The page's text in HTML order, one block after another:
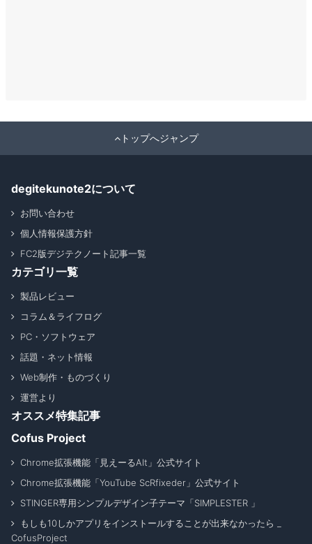
トップへジャンプ
degitekunote2について
お問い合わせ
個人情報保護方針
FC2版デジテクノート記事一覧
カテゴリ一覧
製品レビュー
コラム＆ライフログ
PC・ソフトウェア
話題・ネット情報
Web制作・ものづくり
運営より
オススメ特集記事
Cofus Project
Chrome拡張機能「見えーるAlt」公式サイト
Chrome拡張機能「YouTube ScRfixeder」公式サイト
STINGER専用シンプルデザイン子テーマ「SIMPLESTER 」
もしも10しかアプリをインストールすることが出来なかったら _
CofusProject